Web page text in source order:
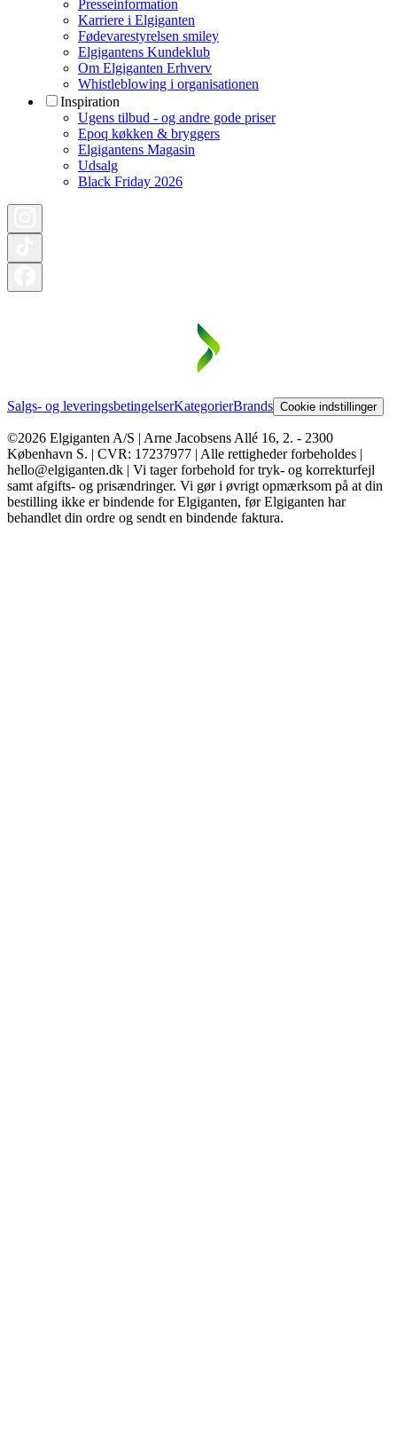
Presseinformation
Karriere i Elgiganten
Fødevarestyrelsen smiley
Elgigantens Kundeklub
Om Elgiganten Erhverv
Whistleblowing i organisationen
Inspiration
Ugens tilbud - og andre gode priser
Epoq køkken & bryggers
Elgigantens Magasin
Udsalg
Black Friday 2026
Salgs- og leveringsbetingelserKategorierBrands Cookie indstillinger
©2026 Elgiganten A/S | Arne Jacobsens Allé 16, 2. - 2300
København S. | CVR: 17237977 | Alle rettigheder forbeholdes |
hello@elgiganten.dk | Vi tager forbehold for tryk- og korrekturfejl
samt afgifts- og prisændringer. Vi gør i øvrigt opmærksom på at din
bestilling ikke er bindende for Elgiganten, før Elgiganten har
behandlet din ordre og sendt en bindende faktura.